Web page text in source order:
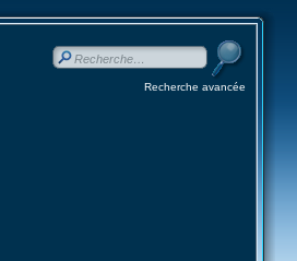
Recherche avancée